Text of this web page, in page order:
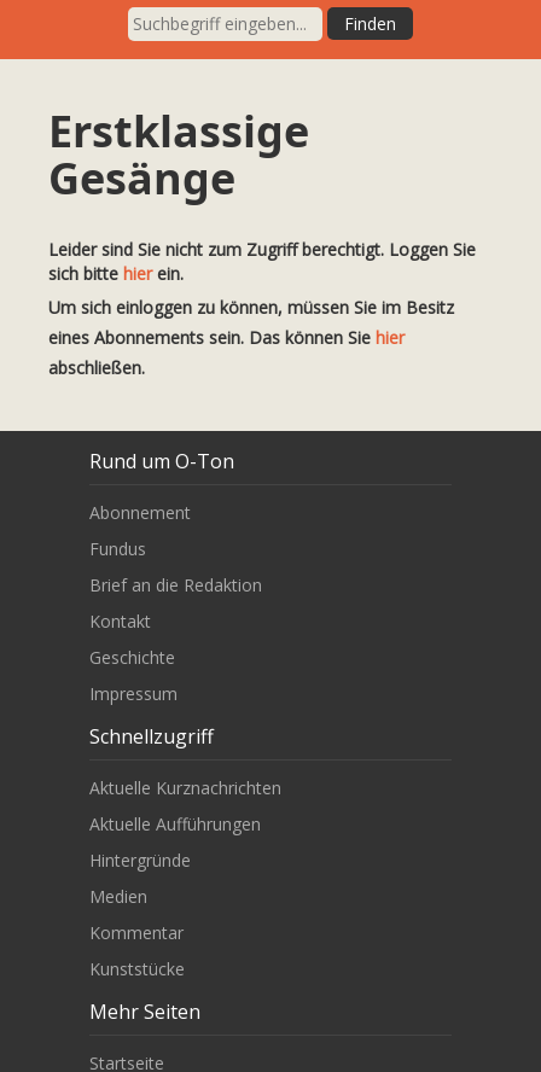
Erstklassige
Gesänge
Leider sind Sie nicht zum Zugriff berechtigt. Loggen Sie
sich bitte hierein.
Um sich einloggen zu können, müssen Sie im Besitz
eines Abonnements sein. Das können Sie hier
abschließen.
Rund um O-Ton
Abonnement
Fundus
Brief an die Redaktion
Kontakt
Geschichte
Impressum
Schnellzugriff
Aktuelle Kurznachrichten
Aktuelle Aufführungen
Hintergründe
Medien
Kommentar
Kunststücke
Mehr Seiten
Startseite